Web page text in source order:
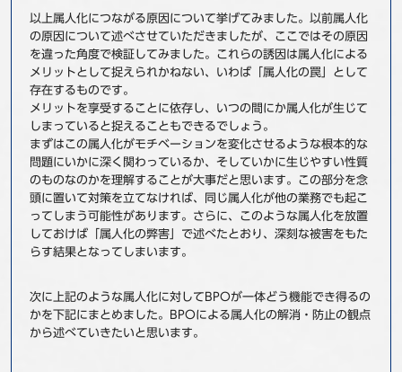
以上属人化につながる原因について挙げてみました。以前属人化
の原因について述べさせていただきましたが、ここではその原因
を違った角度で検証してみました。これらの誘因は属人化による
メリットとして捉えられかねない、いわば「属人化の罠」として
存在するものです。
メリットを享受することに依存し、いつの間にか属人化が生じて
しまっていると捉えることもできるでしょう。
まずはこの属人化がモチベーションを変化させるような根本的な
問題にいかに深く関わっているか、そしていかに生じやすい性質
のものなのかを理解することが大事だと思います。この部分を念
頭に置いて対策を立てなければ、同じ属人化が他の業務でも起こ
ってしまう可能性があります。さらに、このような属人化を放置
しておけば「属人化の弊害」で述べたとおり、深刻な被害をもた
らす結果となってしまいます。
次に上記のような属人化に対してBPOが一体どう機能でき得るの
かを下記にまとめました。BPOによる属人化の解消・防止の観点
から述べていきたいと思います。